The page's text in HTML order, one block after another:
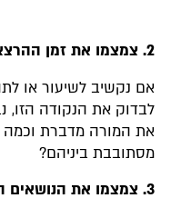
2. צמצמו את זמן ההרצאה והרחיבו את זמן העבודה
אם נקשיב לשיעור או
לבדוק את הנקודה הזו,
את המורה מדברת וכמה
מסתובבת ביניהם?
3. צמצמו את הנושאים הנלמדים